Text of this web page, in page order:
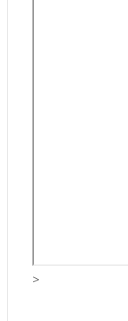
>